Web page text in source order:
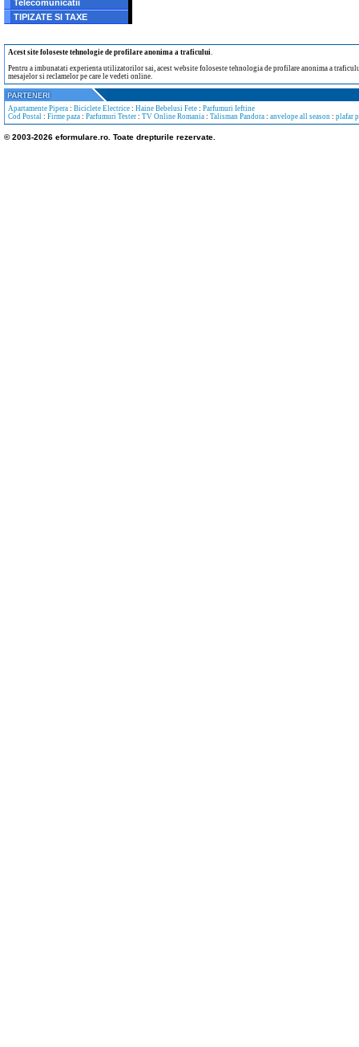
Telecomunicatii
TIPIZATE SI TAXE
Acest site foloseste tehnologie de profilare anonima a traficului.
Pentru a imbunatati experienta utilizatorilor sai, acest website foloseste tehnologia de profilare anonima a
mesajelor si reclamelor pe care le vedeti online.
Apartamente Pipera : Biciclete Electrice : Haine Bebelusi Fete : Parfumuri Ieftine
Cod Postal : Firme paza : Parfumuri Tester : TV Online Romania : Talisman Pandora : anvelope all season : plafar
© 2003-2026 eformulare.ro. Toate drepturile rezervate.